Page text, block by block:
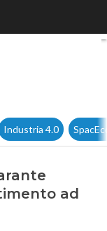
il
Industria 4.0
ad